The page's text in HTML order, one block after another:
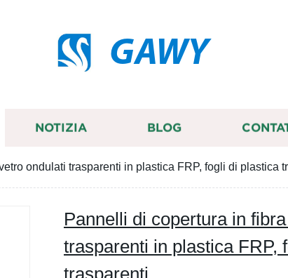
GAWY
NOTIZIA BLOG
ondulati trasparenti in plastica FRP, fogli di plastica
Pannelli di copertura in
trasparenti in plastica FRP,
trasparenti